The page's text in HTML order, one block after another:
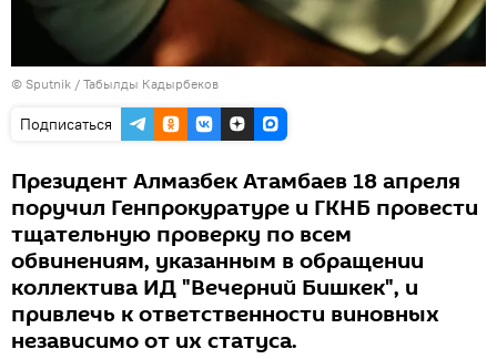
© Sputnik / Табылды Кадырбеков
Подписаться
Президент Алмазбек Атамбаев 18 апреля
поручил Генпрокуратуре и ГКНБ провести
тщательную проверку по всем
обвинениям, указанным в обращении
коллектива ИД "Вечерний Бишкек", и
привлечь к ответственности виновных
независимо от их статуса.